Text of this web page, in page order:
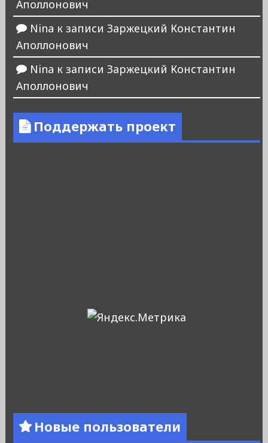
Аполлонович
Nina к записи Заржецкий Константин
Аполлонович
Nina к записи Заржецкий Константин
Аполлонович
Поддержать проект
Новые пользователи